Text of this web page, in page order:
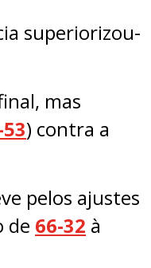
superiorizou-
mas
) contra a
pelos ajustes
de 66-32 à